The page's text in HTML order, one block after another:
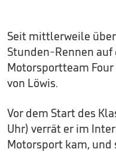
Seit mittlerweile
Stunden-Rennen
Motorsportteam Four
von Löwis.
Vor dem Start des
Uhr) verrät er im
Motorsport kam,